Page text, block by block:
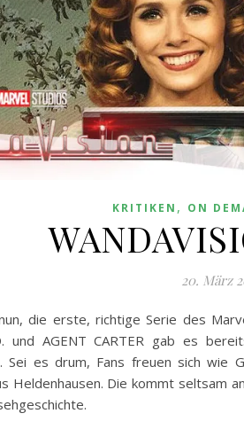
KRITIKEN , ON
20. März
die erste, richtige Serie des
und AGENT CARTER gab es
Sei es drum, Fans freuen sich
Heldenhausen. Die kommt seltsam